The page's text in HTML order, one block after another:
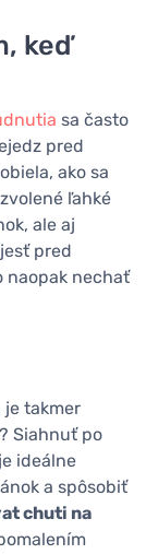
keď
sa často
pred
ako sa
ľahké
ale aj
pred
naopak nechať
je takmer
Siahnuť po
ideálne
a spôsobiť
chuti na